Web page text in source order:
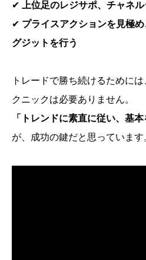
✔
上位足のレジサポ、チャネ
✔ プライスアクションを見極
グジットを行う
トレードで勝ち続けるために
クニックは必要ありません。
「トレンドに素直に従い、基本
が、成功の鍵だと思っています